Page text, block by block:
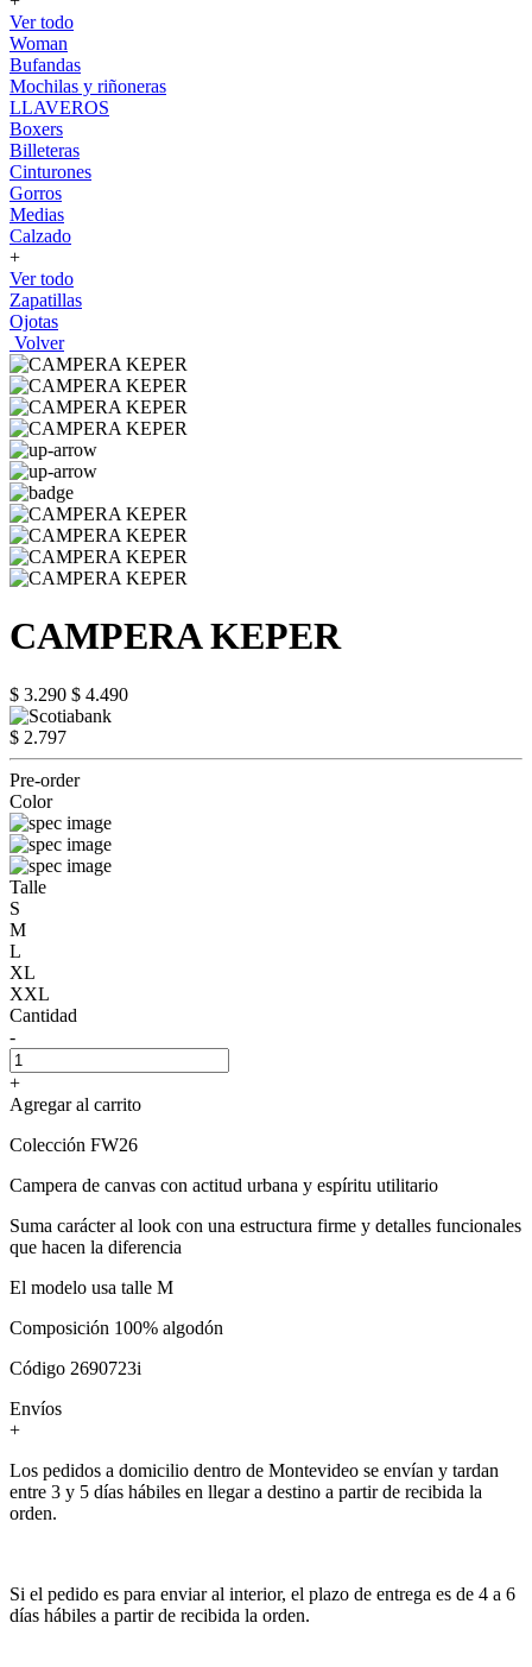
Ver todo
Woman
Bufandas
Mochilas y riñoneras
LLAVEROS
Boxers
Billeteras
Cinturones
Gorros
Medias
Calzado
+
Ver todo
Zapatillas
Ojotas
Volver
CAMPERA KEPER
$ 3.290 $ 4.490
$ 2.797
Pre-order
Color
Talle
S
M
L
XL
XXL
Cantidad
-
+
Agregar al carrito
Colección FW26
Campera de canvas con actitud urbana y espíritu utilitario
Suma carácter al look con una estructura firme y detalles funcionales
que hacen la diferencia
El modelo usa talle M
Composición 100% algodón
Código 2690723i
Envíos
+
Los pedidos a domicilio dentro de Montevideo se envían y tardan
entre 3 y 5 días hábiles en llegar a destino a partir de recibida la
orden.
Si el pedido es para enviar al interior, el plazo de entrega es de 4 a 6
días hábiles a partir de recibida la orden.